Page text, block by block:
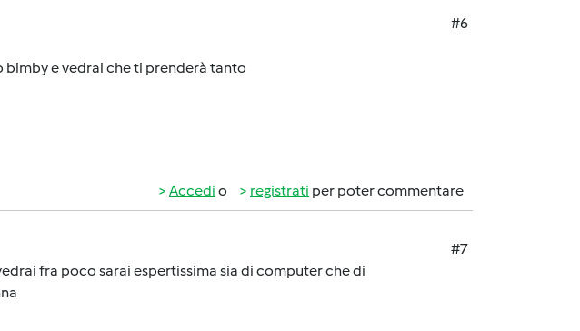
#6
e vedrai che ti prenderà tanto
Accedi o registrati per poter commentare
#7
fra poco sarai espertissima sia di computer che di